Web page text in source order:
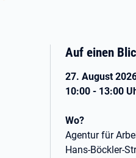
Auf einen
27. August
10:00 - 13:00
Wo?
Agentur für
Hans-Böckler-